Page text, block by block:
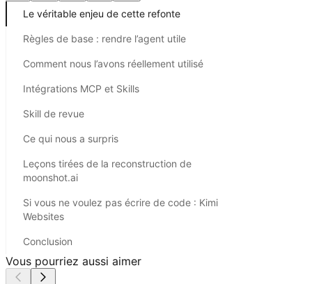
Le véritable enjeu de cette refonte
Règles de base : rendre l’agent utile
Comment nous l’avons réellement utilisé
Intégrations MCP et Skills
Skill de revue
Ce qui nous a surpris
Leçons tirées de la reconstruction de
moonshot.ai
Si vous ne voulez pas écrire de code : Kimi
Websites
Conclusion
Vous pourriez aussi aimer